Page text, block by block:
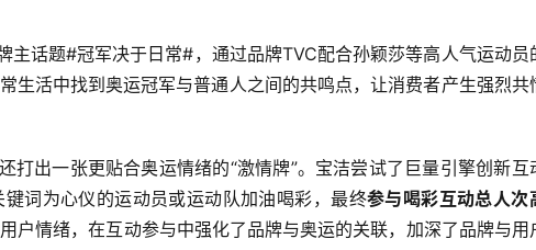
主话题#冠军决于日常#，通过品牌TVC配合孙颖莎等高人气运动员
生活中找到奥运冠军与普通人之间的共鸣点，让消费者产生强烈共
打出一张更贴合奥运情绪的“激情牌”。宝洁尝试了巨量引擎创新互
词为心仪的运动员或运动队加油喝彩，最终参与喝彩互动总人次
户情绪，在互动参与中强化了品牌与奥运的关联，加深了品牌与用